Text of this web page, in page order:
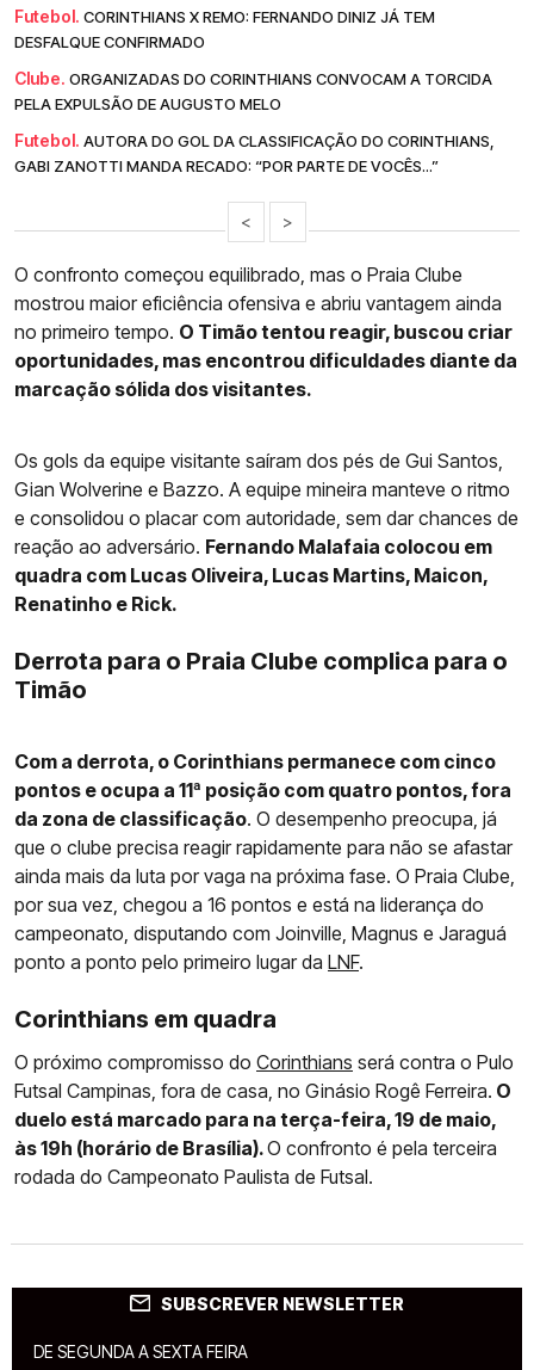
Futebol. CORINTHIANS X REMO: FERNANDO DINIZ JÁ TEM
DESFALQUE CONFIRMADO
Clube. ORGANIZADAS DO CORINTHIANS CONVOCAM A TORCIDA
PELA EXPULSÃO DE AUGUSTO MELO
Futebol. AUTORA DO GOL DA CLASSIFICAÇÃO DO CORINTHIANS,
GABI ZANOTTI MANDA RECADO: “POR PARTE DE VOCÊS...”
< >
O confronto começou equilibrado, mas o Praia Clube
mostrou maior eficiência ofensiva e abriu vantagem ainda
no primeiro tempo. O Timão tentou reagir, buscou criar
oportunidades, mas encontrou dificuldades diante da
marcação sólida dos visitantes.
Os gols da equipe visitante saíram dos pés de Gui Santos,
Gian Wolverine e Bazzo. A equipe mineira manteve o ritmo
e consolidou o placar com autoridade, sem dar chances de
reação ao adversário. Fernando Malafaia colocou em
quadra com Lucas Oliveira, Lucas Martins, Maicon,
Renatinho e Rick.
Derrota para o Praia Clube complica para o
Timão
Com a derrota, o Corinthians permanece com cinco
pontos e ocupa a 11ª posição com quatro pontos, fora
da zona de classificação. O desempenho preocupa, já
que o clube precisa reagir rapidamente para não se afastar
ainda mais da luta por vaga na próxima fase. O Praia Clube,
por sua vez, chegou a 16 pontos e está na liderança do
campeonato, disputando com Joinville, Magnus e Jaraguá
ponto a ponto pelo primeiro lugar da LNF.
Corinthians em quadra
O próximo compromisso do Corinthians será contra o Pulo
Futsal Campinas, fora de casa, no Ginásio Rogê Ferreira. O
duelo está marcado para na terça-feira, 19 de maio,
às 19h (horário de Brasília).O confronto é pela terceira
rodada do Campeonato Paulista de Futsal.
SUBSCREVER NEWSLETTER
DE SEGUNDA A SEXTA FEIRA